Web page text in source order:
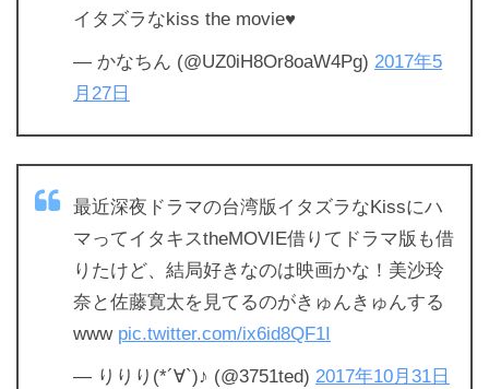
イタズラなkiss the movie♥
— かなちん (@UZ0iH8Or8oaW4Pg) 2017年5
月27日
最近深夜ドラマの台湾版イタズラなKissにハ
マってイタキスtheMOVIE借りてドラマ版も借
りたけど、結局好きなのは映画かな！美沙玲
奈と佐藤寛太を見てるのがきゅんきゅんする
www pic.twitter.com/ix6id8QF1I
— りりり(*´∀`)♪ (@3751ted) 2017年10月31日